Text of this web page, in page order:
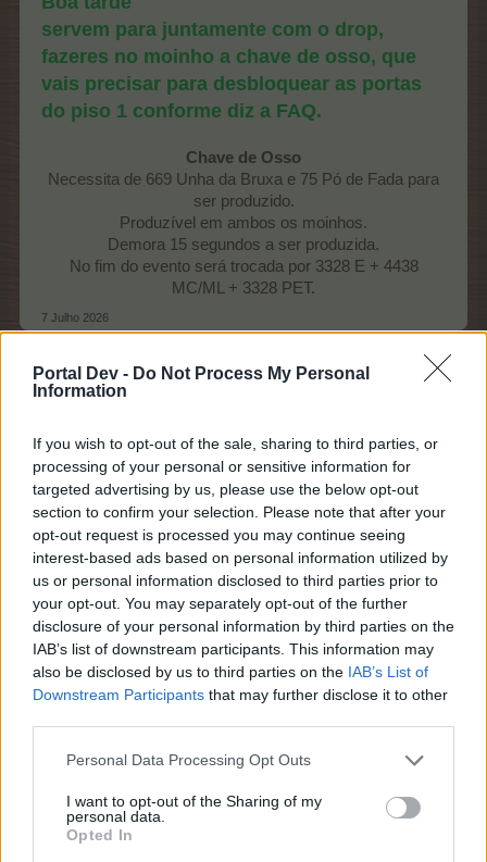
Portal Dev - Do Not Process My Personal
Information
If you wish to opt-out of the sale, sharing to third parties, or
processing of your personal or sensitive information for
targeted advertising by us, please use the below opt-out
section to confirm your selection. Please note that after your
opt-out request is processed you may continue seeing
interest-based ads based on personal information utilized by
us or personal information disclosed to third parties prior to
your opt-out. You may separately opt-out of the further
disclosure of your personal information by third parties on the
IAB’s list of downstream participants. This information may
also be disclosed by us to third parties on the IAB’s List of
Downstream Participants that may further disclose it to other
Personal Data Processing Opt Outs
I want to opt-out of the Sharing of my
personal data.
Opted In
servem para juntamente com o drop,
fazeres no moinho a chave de osso, que
vais precisar para desbloquear as portas
do piso 1 conforme diz a FAQ.
Chave de Osso
Necessita de 669 Unha da Bruxa e 75 Pó de Fada para
ser produzido.
Produzível em ambos os moinhos.
Demora 15 segundos a ser produzida.
No fim do evento será trocada por 3328 E + 4438
MC/ML + 3328 PET.​
7 Julho 2026
MarlySuely
Obrigada.
Mas sinceramente não consigo perceber.
O que penso e que deve ser depois de completar o 1º
andar certo.
secapipas
Lenda-viva
MarlySuely disse:↑
Obrigada.
O que penso e que deve ser depois de completar o 1º andar
certo.